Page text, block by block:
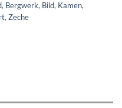
, Bergwerk, Bild, Kamen,
, Zeche